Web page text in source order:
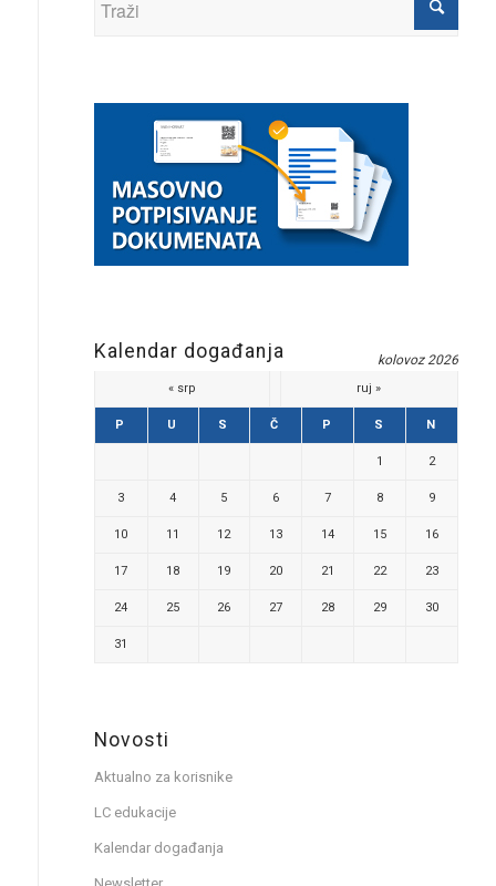
Kalendar događanja kolovoz 2026
P U S Č P S N
1 2
3 4 5 6 7 8 9
10 11 12 13 14 15 16
17 18 19 20 21 22 23
24 25 26 27 28 29 30
31
« srp ruj »
Novosti
Aktualno za korisnike
LC edukacije
Kalendar događanja